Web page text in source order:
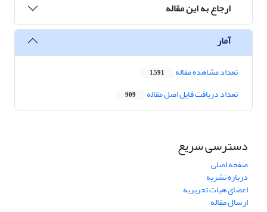
ارجاع به این مقاله
آمار
تعداد مشاهده مقاله 1,591
تعداد دریافت فایل اصل مقاله 909
دسترسی سریع
صفحه اصلی
درباره نشریه
اعضای هیات تحریریه
ارسال مقاله